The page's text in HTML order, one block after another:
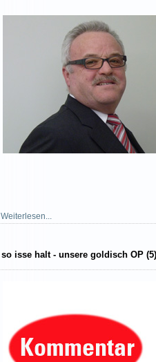
Weiterlesen...
so isse halt - unsere goldisch OP (5)